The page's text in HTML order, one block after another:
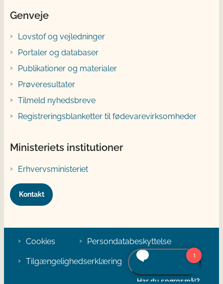
Genveje
Lovstof og vejledninger
Portaler og databaser
Publikationer og materialer
Prøveresultater
Tilmeld nyhedsbreve
Registreringsblanketter til fødevarevirksomheder
Ministeriets institutioner
Erhvervsministeriet
Kontakt
Cookies Persondatabeskyttelse
Tilgængelighedserklæring